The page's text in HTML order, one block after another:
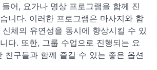
어, 요가나 명상 프로그램을 함께 진
니다. 이러한 프로그램은 마사지와 함
체의 유연성을 동시에 향상시킬 수 있
다. 또한, 그룹 수업으로 진행되는 요
친구들과 함께 즐길 수 있는 좋은 옵션